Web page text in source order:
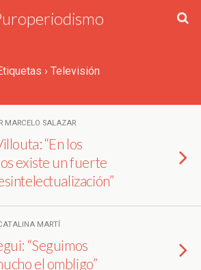
› Televisión
MARCELO SALAZAR
“En los
existe un fuerte
MARTÍ
“Seguimos
el ombligo”